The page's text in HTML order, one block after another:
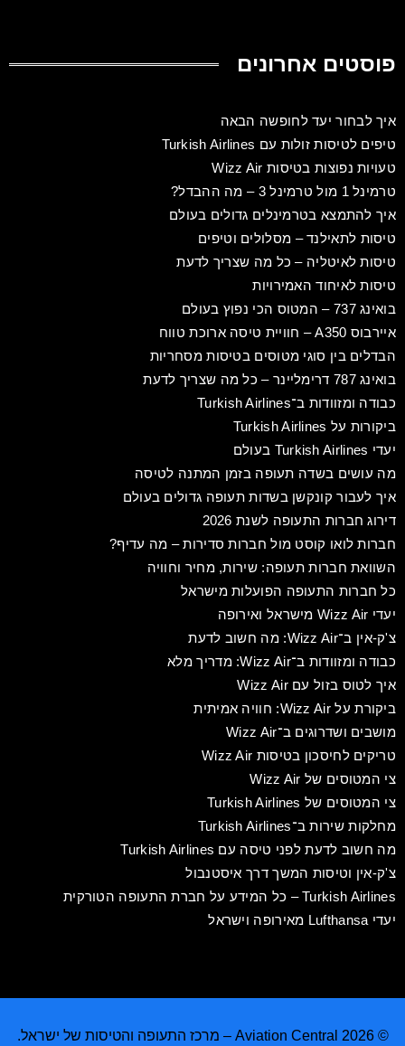
פוסטים אחרונים
איך לבחור יעד לחופשה הבאה
טיפים לטיסות זולות עם Turkish Airlines
טעויות נפוצות בטיסות Wizz Air
טרמינל 1 מול טרמינל 3 – מה ההבדל?
איך להתמצא בטרמינלים גדולים בעולם
טיסות לתאילנד – מסלולים וטיפים
טיסות לאיטליה – כל מה שצריך לדעת
טיסות לאיחוד האמירויות
בואינג 737 – המטוס הכי נפוץ בעולם
איירבוס A350 – חוויית טיסה ארוכת טווח
הבדלים בין סוגי מטוסים בטיסות מסחריות
בואינג 787 דרימליינר – כל מה שצריך לדעת
כבודה ומזוודות ב־Turkish Airlines
ביקורות על Turkish Airlines
יעדי Turkish Airlines בעולם
מה עושים בשדה תעופה בזמן המתנה לטיסה
איך לעבור קונקשן בשדות תעופה גדולים בעולם
דירוג חברות התעופה לשנת 2026
חברות לואו קוסט מול חברות סדירות – מה עדיף?
השוואת חברות תעופה: שירות, מחיר וחוויה
כל חברות התעופה הפועלות מישראל
יעדי Wizz Air מישראל ואירופה
צ'ק-אין ב־Wizz Air: מה חשוב לדעת
כבודה ומזוודות ב־Wizz Air: מדריך מלא
איך לטוס בזול עם Wizz Air
ביקורת על Wizz Air: חוויה אמיתית
מושבים ושדרוגים ב־Wizz Air
טריקים לחיסכון בטיסות Wizz Air
צי המטוסים של Wizz Air
צי המטוסים של Turkish Airlines
מחלקות שירות ב־Turkish Airlines
מה חשוב לדעת לפני טיסה עם Turkish Airlines
צ'ק-אין וטיסות המשך דרך איסטנבול
Turkish Airlines – כל המידע על חברת התעופה הטורקית
יעדי Lufthansa מאירופה וישראל
© 2026 Aviation Central – מרכז התעופה והטיסות של ישראל.